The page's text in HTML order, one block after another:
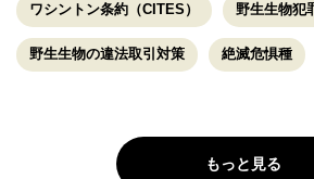
ワシントン条約（CITES） 野生生物犯
野生生物の違法取引対策 絶滅危惧種
もっと見る